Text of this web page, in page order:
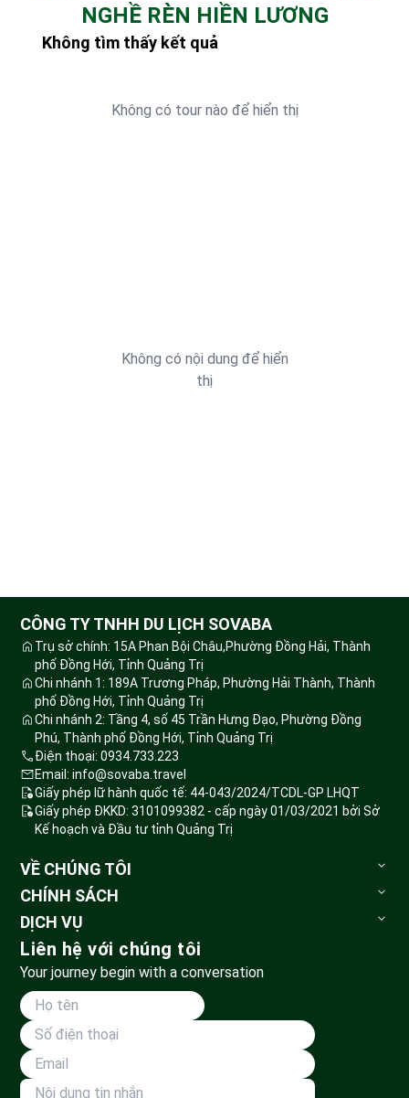
NGHỀ RÈN HIỀN LƯƠNG
Không tìm thấy kết quả
Không có tour nào để hiển thị
Không có nội dung để hiển
thị
CÔNG TY TNHH DU LỊCH SOVABA
Trụ sở chính: 15A Phan Bội Châu,Phường Đồng Hải, Thành
phố Đồng Hới, Tỉnh Quảng Trị
Chi nhánh 1: 189A Trương Pháp, Phường Hải Thành, Thành
phố Đồng Hới, Tỉnh Quảng Trị
Chi nhánh 2: Tầng 4, số 45 Trần Hưng Đạo, Phường Đồng
Phú, Thành phố Đồng Hới, Tỉnh Quảng Trị
Điện thoại: 0934.733.223
Email: info@sovaba.travel
Giấy phép lữ hành quốc tế: 44-043/2024/TCDL-GP LHQT
Giấy phép ĐKKD: 3101099382 - cấp ngày 01/03/2021 bởi Sở
Kế hoạch và Đầu tư tỉnh Quảng Trị
VỀ CHÚNG TÔI
Sovaba.travel
CHÍNH SÁCH
Bảo mật thông tin
Đặt tour
Huỷ tour & hoàn tiền
Phương thức vận chuyển
Thanh toán
DỊCH VỤ
Tour du lịch
Vé vui chơi
Tour đoàn
Land Tour
Dành cho đối tác
Liên hệ với chúng tôi
Your journey begin with a conversation